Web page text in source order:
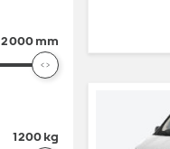
2 000 mm
1 200 kg